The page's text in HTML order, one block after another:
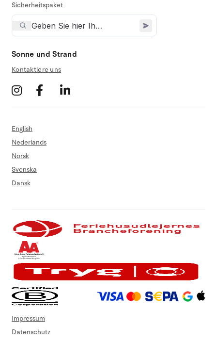
Sicherheitspaket
Sonne und Strand
Kontaktiere uns
English
Nederlands
Norsk
Svenska
Dansk
Impressum
Datenschutz